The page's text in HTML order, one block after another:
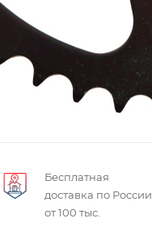
Бесплатная
доставка по России
от 100 тыс.